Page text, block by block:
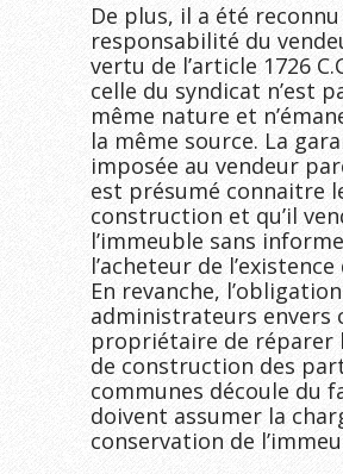
De plus, il a été
responsabilité du
vertu de l’article 1726
celle du syndicat n’est
même nature et
la même source. La
imposée au vendeur
est présumé connaitre
construction et qu’il
l’immeuble sans
l’acheteur de l’existence
En revanche,
administrateurs envers
propriétaire de réparer
de construction des
communes découle du
doivent assumer la
conservation de